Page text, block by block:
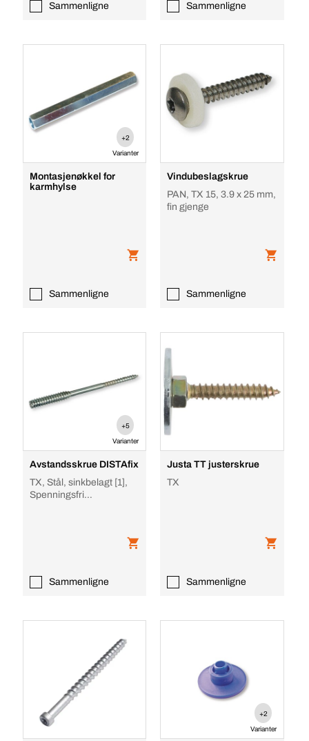
Sammenligne Sammenligne
+2
Varianter
Montasjenøkkel for
karmhylse
Sammenligne
Vindubeslagskrue
PAN, TX 15, 3.9 x 25 mm,
fin gjenge
Sammenligne
+5
Varianter
Avstandsskrue DISTAfix
TX, Stål, sinkbelagt [1],
Spenningsfri
Sammenligne
Justa TT justerskrue
TX
Sammenligne
+2
Varianter